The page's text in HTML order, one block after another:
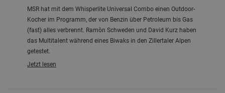
MSR hat mit dem Whisperlite Universal Combo einen Outdoor-
Kocher im Programm, der von Benzin über Petroleum bis Gas
(fast) alles verbrennt. Ramòn Schweden und David Kurz haben
das Multitalent während eines Biwaks in den Zillertaler Alpen
getestet.
Jetzt lesen